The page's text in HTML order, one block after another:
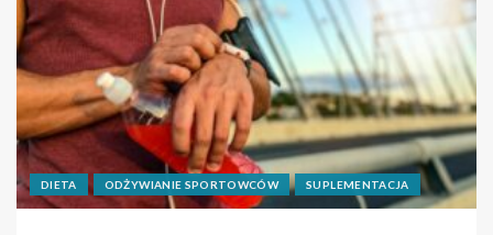
DIETA ODŻYWIANIE SPORTOWCÓW SUPLEMENTACJA